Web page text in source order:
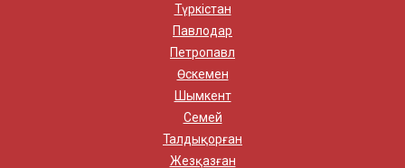
Түркістан
Павлодар
Петропавл
Өскемен
Шымкент
Семей
Талдықорған
Жезқазған